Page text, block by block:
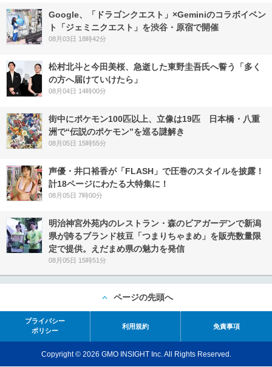
Google、「ドラゴンクエスト」×Geminiのコラボイベン
ト「ジェミニクエスト」を渋谷・原宿で開催
08月03日 18時42分
松村北斗と今田美桜、急逝した東野圭吾氏へ誓う「多く
の方へ届けていけたら」
08月04日 14時00分
街中にポケモン100匹以上、立像は19匹 日本橋・八重
洲で“伝説のポケモン”を巡る謎解き
08月05日 15時55分
声優・井口裕香が「FLASH」で圧巻のスタイルを披露！
計18ページにわたる大特集に！
08月05日 7時00分
明治神宮外苑内のレストラン・森のビアガーデンで新潟
県が誇るブランド枝豆「つまりちゃまめ」を販売数量限
定で提供。えだまめ県の魅力を発信
08月05日 15時51分
ページの先頭へ
プライバシー
ポリシー
利用規約 免責事項
Copyright © 2026 GMO INSIGHT Inc. All Rights Reserved.